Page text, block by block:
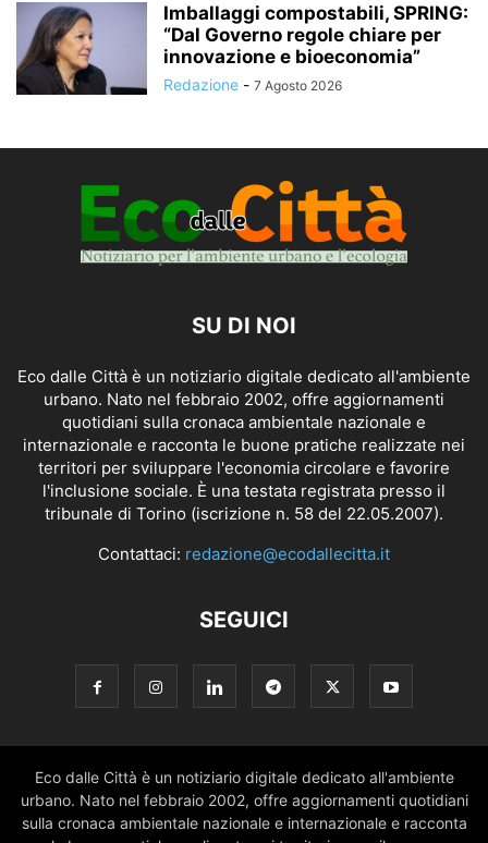
Imballaggi compostabili, SPRING:
“Dal Governo regole chiare per
innovazione e bioeconomia”
Redazione - 7 Agosto 2026
SU DI NOI
Eco dalle Città è un notiziario digitale dedicato all'ambiente
urbano. Nato nel febbraio 2002, offre aggiornamenti
quotidiani sulla cronaca ambientale nazionale e
internazionale e racconta le buone pratiche realizzate nei
territori per sviluppare l'economia circolare e favorire
l'inclusione sociale. È una testata registrata presso il
tribunale di Torino (iscrizione n. 58 del 22.05.2007).
Contattaci: redazione@ecodallecitta.it
SEGUICI
Eco dalle Città è un notiziario digitale dedicato all'ambiente
urbano. Nato nel febbraio 2002, offre aggiornamenti quotidiani
sulla cronaca ambientale nazionale e internazionale e racconta